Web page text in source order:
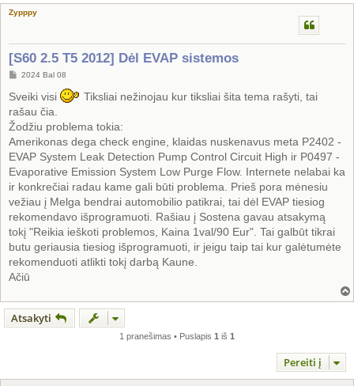
Zypppy
[S60 2.5 T5 2012] Dėl EVAP sistemos
S
n
d
r
t
n
ė
2024 Bal 08
Sveiki visi
Tiksliai nežinojau kur tiksliai šita tema rašyti, tai
rašau čia.
Žodžiu problema tokia:
Amerikonas dega check engine, klaidas nuskenavus meta P2402 -
EVAP System Leak Detection Pump Control Circuit High ir P0497 -
Evaporative Emission System Low Purge Flow. Internete nelabai ka
ir konkrečiai radau kame gali būti problema. Prieš pora mėnesiu
vežiau į Melga bendrai automobilio patikrai, tai dėl EVAP tiesiog
rekomendavo išprogramuoti. Rašiau į Sostena gavau atsakymą
tokį "Reikia ieškoti problemos, Kaina 1val/90 Eur". Tai galbūt tikrai
butu geriausia tiesiog išprogramuoti, ir jeigu taip tai kur galėtumėte
rekomenduoti atlikti tokį darbą Kaune.
Ačiū
Atsakyti
1 pranešimas • Puslapis 1 iš 1
Pereiti į